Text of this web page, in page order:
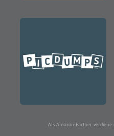
Als Amazon-Partner verdiene